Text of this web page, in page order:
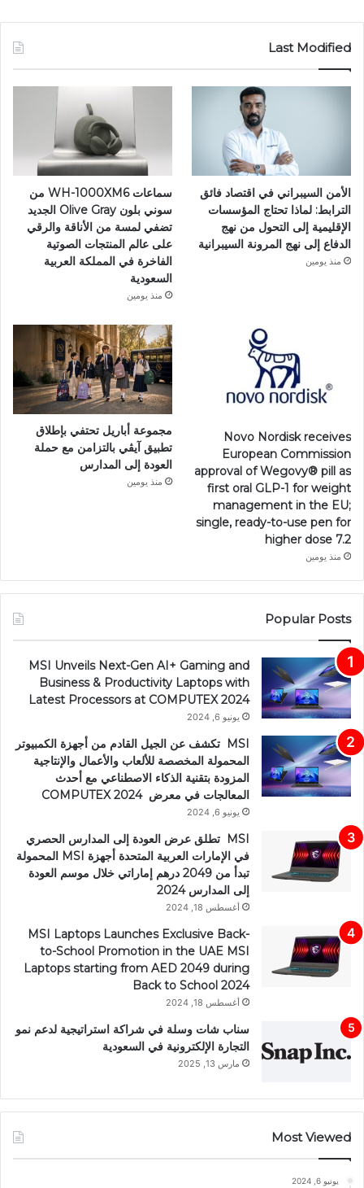
Last Modified
الأمن السيبراني في اقتصاد فائق
الترابط: لماذا تحتاج المؤسسات
الإقليمية إلى التحول من نهج
الدفاع إلى نهج المرونة السيبرانية
منذ يومين
سماعات WH-1000XM6 من
سوني بلون Olive Gray الجديد
تضفي لمسة من الأناقة والرقي
على عالم المنتجات الصوتية
الفاخرة في المملكة العربية
السعودية
منذ يومين
Novo Nordisk receives
European Commission
approval of Wegovy®️ pill as
first oral GLP-1 for weight
management in the EU;
single, ready-to-use pen for
higher dose 7.2
منذ يومين
مجموعة أباريل تحتفي بإطلاق
تطبيق آيڤي بالتزامن مع حملة
العودة إلى المدارس
منذ يومين
Popular Posts
MSI Unveils Next-Gen AI+ Gaming and
Business & Productivity Laptops with
Latest Processors at COMPUTEX 2024
يونيو 6, 2024
MSI تكشف عن الجيل القادم من أجهزة الكمبيوتر
المحمولة المخصصة للألعاب والأعمال والإنتاجية
المزودة بتقنية الذكاء الاصطناعي مع أحدث
المعالجات في معرض COMPUTEX 2024
يونيو 6, 2024
MSI تطلق عرض العودة إلى المدارس الحصري
في الإمارات العربية المتحدة أجهزة MSI المحمولة
تبدأ من 2049 درهم إماراتي خلال موسم العودة
إلى المدارس 2024
أغسطس 18, 2024
MSI Laptops Launches Exclusive Back-
to-School Promotion in the UAE MSI
Laptops starting from AED 2049 during
Back to School 2024
أغسطس 18, 2024
سناب شات وسلة في شراكة استراتيجية لدعم نمو
التجارة الإلكترونية في السعودية
مارس 13, 2025
Most Viewed
يونيو 6, 2024